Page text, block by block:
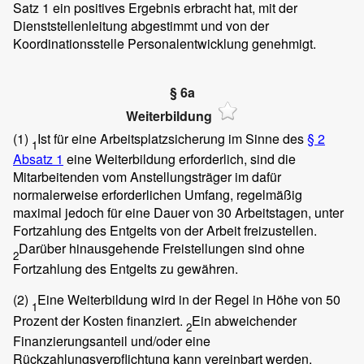
Satz 1 ein positives Ergebnis erbracht hat, mit der
Dienststellenleitung abgestimmt und von der
Koordinationsstelle Personalentwicklung genehmigt.
§ 6a
Weiterbildung
(1) 1Ist für eine Arbeitsplatzsicherung im Sinne des§ 2
Absatz 1 eine Weiterbildung erforderlich, sind die
Mitarbeitenden vom Anstellungsträger im dafür
normalerweise erforderlichen Umfang, regelmäßig
maximal jedoch für eine Dauer von 30 Arbeitstagen, unter
Fortzahlung des Entgelts von der Arbeit freizustellen.
2Darüber hinausgehende Freistellungen sind ohne
Fortzahlung des Entgelts zu gewähren.
(2) 1Eine Weiterbildung wird in der Regel in Höhe von 50
Prozent der Kosten finanziert. 2Ein abweichender
Finanzierungsanteil und/oder eine
Rückzahlungsverpflichtung kann vereinbart werden.